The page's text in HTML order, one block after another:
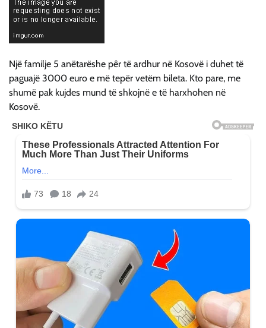
Një familje 5 anëtarëshe pêr të ardhur në Kosovë i duhet të
paguajë 3000 euro e më tepër vetëm bileta. Kto pare, me
shumë pak kujdes mund të shkojnë e të harxhohen në
Kosovë.